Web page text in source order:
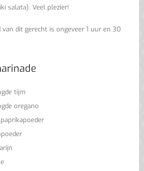
salata). Veel plezier!
dit gerecht is ongeveer 1 uur en 30
tijm
oregano